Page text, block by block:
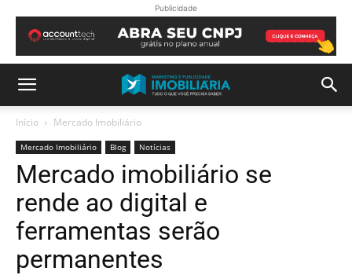
Publicidade
Início Mercado Imobiliário
Mercado Imobiliário Blog Notícias
Mercado imobiliário se
rende ao digital e
ferramentas serão
permanentes